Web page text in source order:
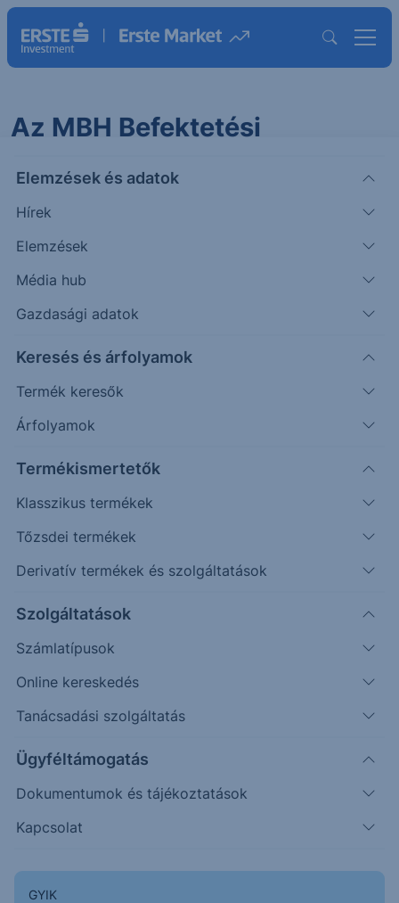
Elemzések és adatok
Hírek
Elemzések
Média hub
Gazdasági adatok
Keresés és árfolyamok
Termék keresők
Árfolyamok
Termékismertetők
Klasszikus termékek
Tőzsdei termékek
Derivatív termékek és szolgáltatások
Szolgáltatások
Számlatípusok
Online kereskedés
Tanácsadási szolgáltatás
Ügyféltámogatás
Dokumentumok és tájékoztatások
Kapcsolat
GYIK
Az MBH Befektetési
Kiemelt Információkat
Tartalmazó Dokumentumok
módosításáról
2026.06.17. 14:36
Kiemelt Információkat Tartalmazó Dokumentumok
hatályba lépésének dátuma: 2026. június 17.
Üdvözlettel:
Erste Befektetési Zrt.
Kapcsolódó dokumentum
MBH Befektetési Alapkezelő Zrt. közleménye
MBH Alapkezelő Zrt.